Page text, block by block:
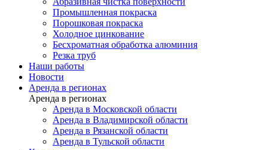
Промышленная покраска
Порошковая покраска
Холодное цинкование
Бесхроматная обработка алюминия
Резка труб
Наши работы
Новости
Аренда в регионах
Аренда в регионах
Аренда в Московской области
Аренда в Владимирской области
Аренда в Рязанской области
Аренда в Тульской области